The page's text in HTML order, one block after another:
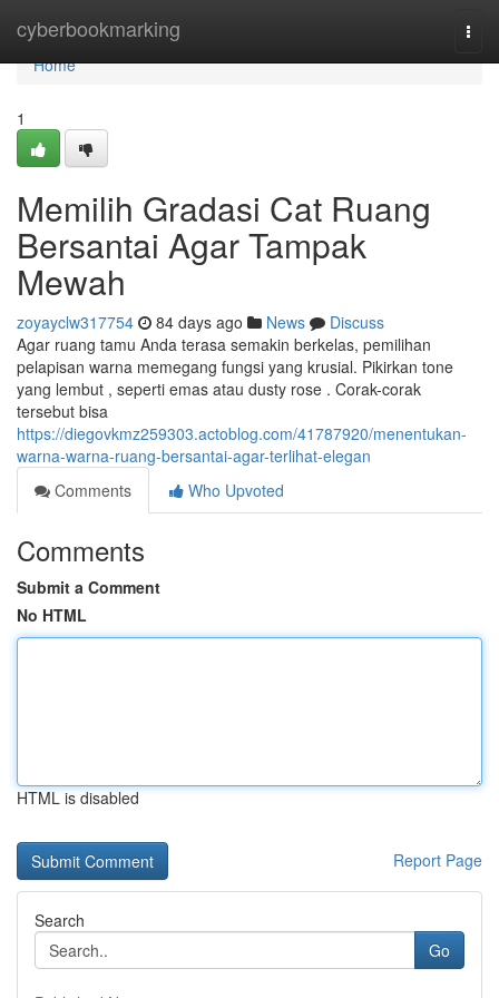
cyberbookmarking
Home
Home
1
Memilih Gradasi Cat Ruang
Bersantai Agar Tampak
Mewah
zoyayclw317754 84 days ago News
Discuss
Agar ruang tamu Anda terasa semakin berkelas, pemilihan
pelapisan warna memegang fungsi yang krusial. Pikirkan tone
yang lembut , seperti emas atau dusty rose . Corak-corak
tersebut bisa
https://diegovkmz259303.actoblog.com/41787920/menentukan-
warna-warna-ruang-bersantai-agar-terlihat-elegan
Comments
Who Upvoted
Comments
Submit a Comment
No HTML
HTML is disabled
Report Page
Search
Go